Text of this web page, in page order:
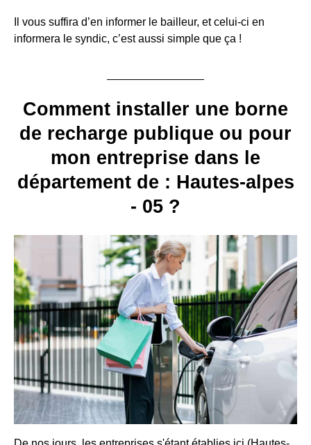
Il vous suffira d’en informer le bailleur, et celui-ci en
informera le syndic, c’est aussi simple que ça !
Comment installer une borne
de recharge publique ou pour
mon entreprise dans le
département de : Hautes-alpes
- 05 ?